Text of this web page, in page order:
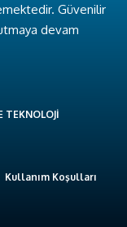
Güvenilir
devam
TEKNOLOJİ
Kullanım Koşulları